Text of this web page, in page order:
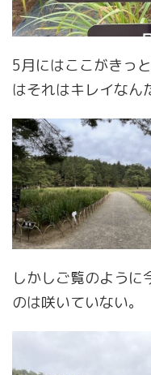
5月にはここがきっ
はそれはキレイなん
しかしご覧のよう
のは咲いていない。